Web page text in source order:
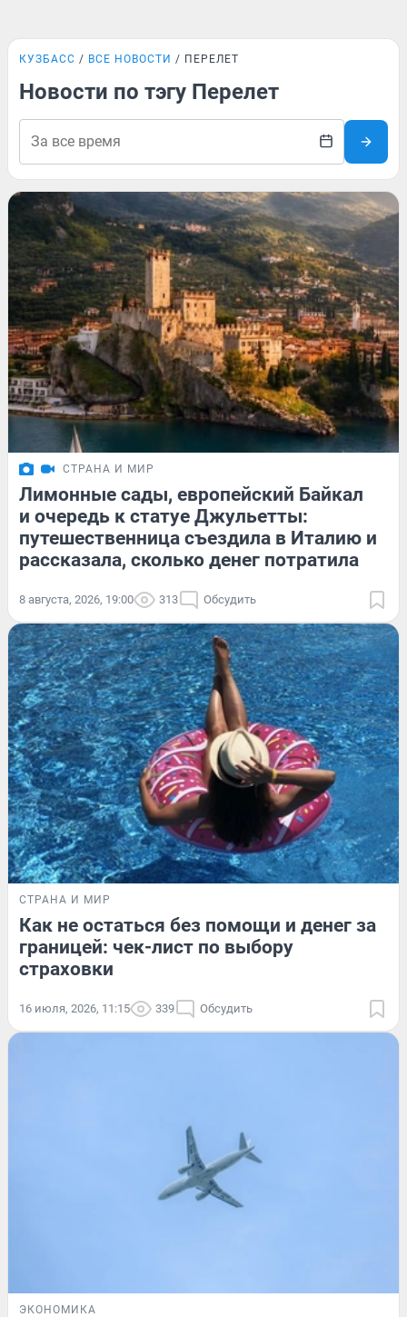
КУЗБАСС ВСЕ НОВОСТИ ПЕРЕЛЕТ
Новости по тэгу Перелет
СТРАНА И МИР
Лимонные сады, европейский Байкал
и очередь к статуе Джульетты:
путешественница съездила в Италию и
рассказала, сколько денег потратила
8 августа, 2026, 19:00 313 Обсудить
СТРАНА И МИР
Как не остаться без помощи и денег за
границей: чек-лист по выбору
страховки
16 июля, 2026, 11:15 339 Обсудить
ЭКОНОМИКА